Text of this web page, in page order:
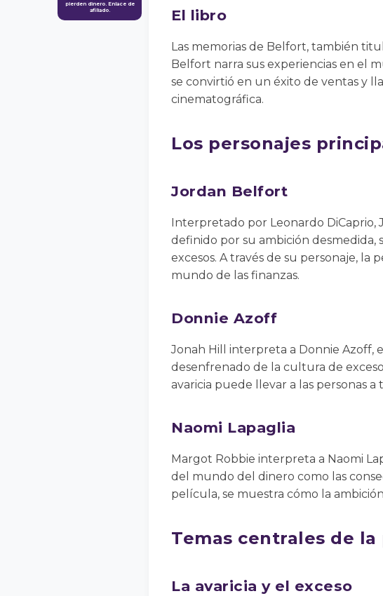
pierden dinero. Enlace de
afiliado.
El libro
Las memorias de Belfort, también
Belfort narra sus experiencias en el
se convirtió en un éxito de ventas y
cinematográfica.
Los personajes
Jordan Belfort
Interpretado por Leonardo
definido por su ambición desmedida,
excesos. A través de su personaje, la
mundo de las finanzas.
Donnie Azoff
Jonah Hill interpreta a Donnie Azoff,
desenfrenado de la cultura de
avaricia puede llevar a las personas a
Naomi Lapaglia
Margot Robbie interpreta a Naomi
del mundo del dinero como las
película, se muestra cómo la
Temas centrales de
La avaricia y el exceso